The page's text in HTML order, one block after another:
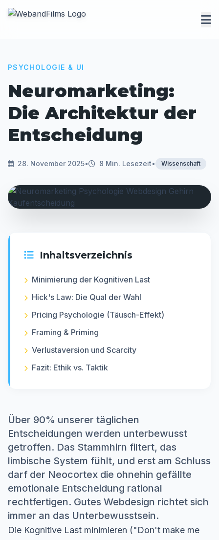
PSYCHOLOGIE & UI
Neuromarketing:
Die Architektur der
Entscheidung
28. November 2025• 8 Min. Lesezeit• Wissenschaft
Inhaltsverzeichnis
Minimierung der Kognitiven Last
Hick's Law: Die Qual der Wahl
Pricing Psychologie (Täusch-Effekt)
Framing & Priming
Verlustaversion und Scarcity
Fazit: Ethik vs. Taktik
Über 90% unserer täglichen
Entscheidungen werden unterbewusst
getroffen. Das Stammhirn filtert, das
limbische System fühlt, und erst am Schluss
darf der Neocortex die ohnehin gefällte
emotionale Entscheidung rational
rechtfertigen. Gutes Webdesign richtet sich
immer an das Unterbewusstsein.
Die Kognitive Last minimieren ("Don't make me